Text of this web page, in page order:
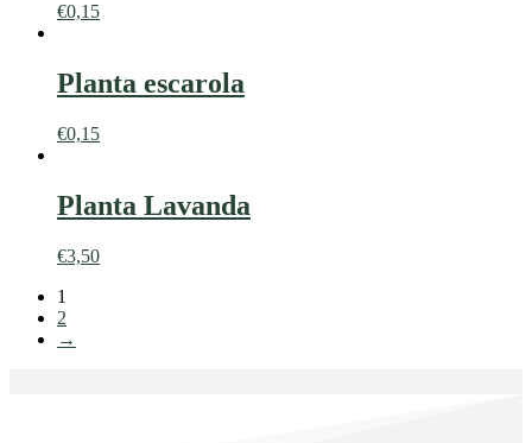
€0,15
Planta escarola
€0,15
Planta Lavanda
€3,50
1
2
→